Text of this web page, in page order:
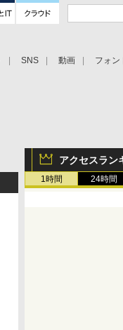
SNS 動画 フォン
アクセスラン
1時間 24時間